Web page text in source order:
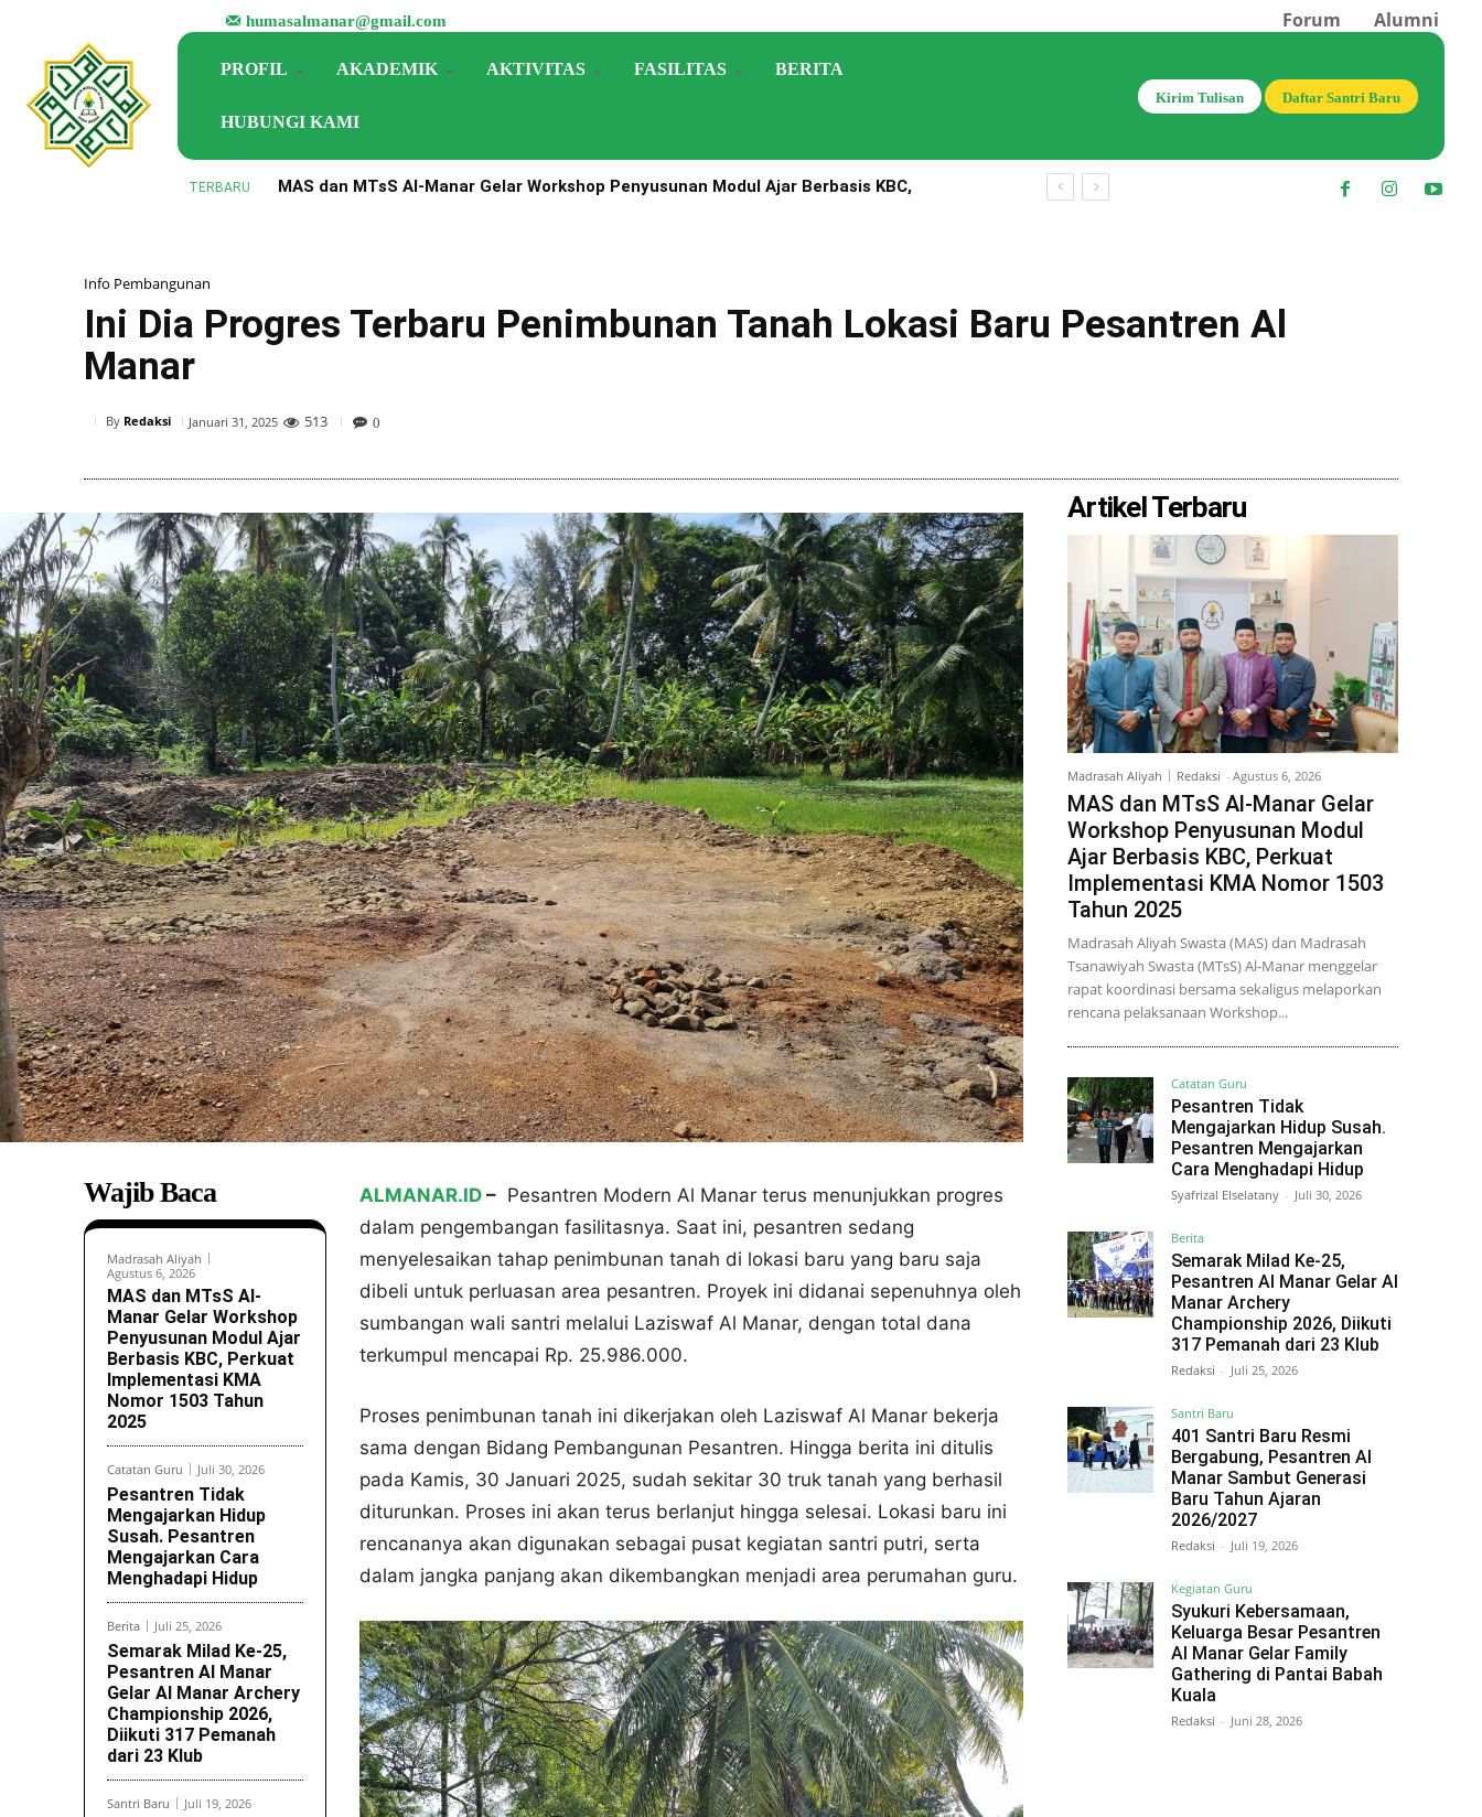
humasalmanar@gmail.com Forum Alumni
PROFIL AKADEMIK AKTIVITAS FASILITAS BERITA
HUBUNGI KAMI
Daftar Santri Baru
Kirim Tulisan
TERBARU
MAS dan MTsS Al-Manar Gelar Workshop Penyusunan Modul Ajar Berbasis KBC,
Info Pembangunan
Ini Dia Progres Terbaru Penimbunan Tanah Lokasi Baru Pesantren Al
Manar
By Redaksi Januari 31, 2025 513 0
Wajib Baca
Madrasah Aliyah
Agustus 6, 2026
MAS dan MTsS Al-
Manar Gelar Workshop
Penyusunan Modul Ajar
Berbasis KBC, Perkuat
Implementasi KMA
Nomor 1503 Tahun
2025
Catatan Guru Juli 30, 2026
Pesantren Tidak
Mengajarkan Hidup
Susah. Pesantren
Mengajarkan Cara
Menghadapi Hidup
Berita Juli 25, 2026
Semarak Milad Ke-25,
Pesantren Al Manar
Gelar Al Manar Archery
Championship 2026,
Diikuti 317 Pemanah
dari 23 Klub
Santri Baru Juli 19, 2026
ALMANAR.ID – Pesantren Modern Al Manar terus menunjukkan progres
dalam pengembangan fasilitasnya. Saat ini, pesantren sedang
menyelesaikan tahap penimbunan tanah di lokasi baru yang baru saja
dibeli untuk perluasan area pesantren. Proyek ini didanai sepenuhnya oleh
sumbangan wali santri melalui Laziswaf Al Manar, dengan total dana
terkumpul mencapai Rp. 25.986.000.
Proses penimbunan tanah ini dikerjakan oleh Laziswaf Al Manar bekerja
sama dengan Bidang Pembangunan Pesantren. Hingga berita ini ditulis
pada Kamis, 30 Januari 2025, sudah sekitar 30 truk tanah yang berhasil
diturunkan. Proses ini akan terus berlanjut hingga selesai. Lokasi baru ini
rencananya akan digunakan sebagai pusat kegiatan santri putri, serta
dalam jangka panjang akan dikembangkan menjadi area perumahan guru.
Artikel Terbaru
Madrasah Aliyah Redaksi - Agustus 6, 2026
MAS dan MTsS Al-Manar Gelar
Workshop Penyusunan Modul
Ajar Berbasis KBC, Perkuat
Implementasi KMA Nomor 1503
Tahun 2025
Madrasah Aliyah Swasta (MAS) dan Madrasah
Tsanawiyah Swasta (MTsS) Al-Manar menggelar
rapat koordinasi bersama sekaligus melaporkan
rencana pelaksanaan Workshop...
Catatan Guru
Pesantren Tidak
Mengajarkan Hidup Susah.
Pesantren Mengajarkan
Cara Menghadapi Hidup
Syafrizal Elselatany - Juli 30, 2026
Berita
Semarak Milad Ke-25,
Pesantren Al Manar Gelar Al
Manar Archery
Championship 2026, Diikuti
317 Pemanah dari 23 Klub
Redaksi - Juli 25, 2026
Santri Baru
401 Santri Baru Resmi
Bergabung, Pesantren Al
Manar Sambut Generasi
Baru Tahun Ajaran
2026/2027
Redaksi - Juli 19, 2026
Kegiatan Guru
Syukuri Kebersamaan,
Keluarga Besar Pesantren
Al Manar Gelar Family
Gathering di Pantai Babah
Kuala
Redaksi - Juni 28, 2026